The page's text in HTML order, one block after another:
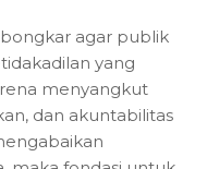
agar publik
yang
menyangkut
dan akuntabilitas